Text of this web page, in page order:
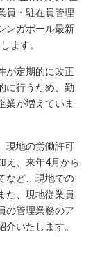
員・駐在員管理
ンガポール最新
ます。
が定期的に改正
に行うため、勤
業が増えていま
現地の労働許可
え、来年4月から
など、現地での
た、現地従業員
の管理業務のア
いたします。